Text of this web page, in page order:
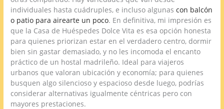
individuales hasta cuádruples, e incluso algunascon balcón
o patio para airearte un poco. En definitiva, mi impresión es
que la Casa de Huéspedes Dolce Vita es esa opción honesta
para quienes priorizan estar en el verdadero centro, dormir
bien sin gastar demasiado, y no les incomoda el encanto
práctico de un hostal madrileño. Ideal para viajeros
urbanos que valoran ubicación y economía; para quienes
busquen algo silencioso y espacioso desde luego, podrías
considerar alternativas igualmente céntricas pero con
mayores prestaciones.